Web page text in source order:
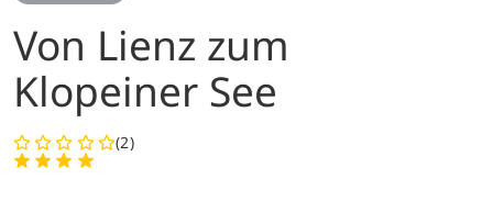
Von Lienz zum
Klopeiner See
(2)